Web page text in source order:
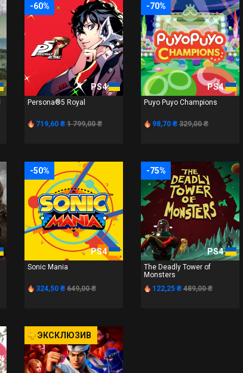
-60%
PS4
Persona®5 Royal
719,60 ₴ 1 799,00 ₴
-70%
PS4
Puyo Puyo Champions
98,70 ₴ 329,00 ₴
-50%
PS4
Sonic Mania
324,50 ₴ 649,00 ₴
-75%
PS4
The Deadly Tower of
Monsters
122,25 ₴ 489,00 ₴
ЭКСКЛЮЗИВ